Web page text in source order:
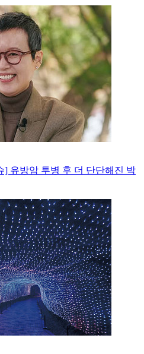
] 유방암 투병 후 더 단단해진 박